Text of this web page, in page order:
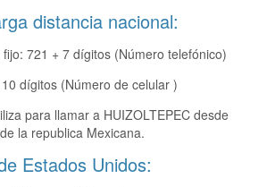
distancia nacional:
721 + 7 dígitos (Número telefónico)
dígitos (Número de celular )
para llamar a HUIZOLTEPEC desde
la republica Mexicana.
Estados Unidos: